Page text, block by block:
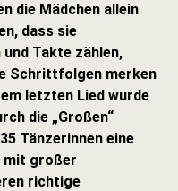
die Mädchen allein
dass sie
Takte zählen,
Schrittfolgen merken
letzten Lied wurde
die „Großen“
Tänzerinnen eine
mit großer
richtige